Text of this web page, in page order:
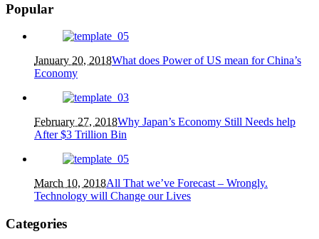
Popular
January 20, 2018What does Power of US mean for China’s
Economy
February 27, 2018Why Japan’s Economy Still Needs help
After $3 Trillion Bin
March 10, 2018All That we’ve Forecast – Wrongly.
Technology will Change our Lives
Categories